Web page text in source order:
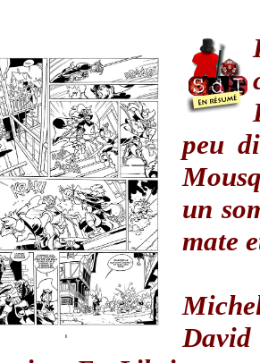
peu
un
mate